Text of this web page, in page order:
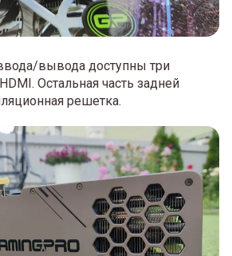
вывода доступны три
Остальная часть задней
решетка.